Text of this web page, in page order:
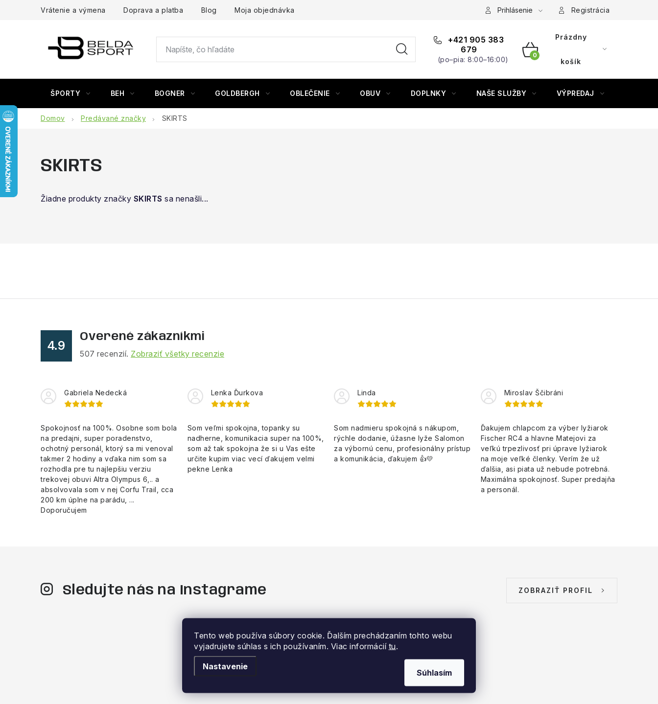
Tento web používa súbory cookie. Ďalším prechádzaním tohto webu
vyjadrujete súhlas s ich používaním. Viac informácií tu.
Nastavenie
Súhlasím
Vrátenie a výmena Doprava a platba Blog Moja objednávka Prihlásenie Registrácia
+421 905 383
679
(po–pia: 8:00–16:00) NÁKUPNÝ
Prázdny
košík
ŠPORTY BEH BOGNER GOLDBERGH OBLEČENIE OBUV DOPLNKY NAŠE SLUŽBY VÝPREDAJ
Domov Predávané značky SKIRTS
SKIRTS
Žiadne produkty značky SKIRTS sa nenašli...
4.9
Overené zákazníkmi
507 recenzií. Zobraziť všetky recenzie
Gabriela Nedecká
Spokojnosť na 100%. Osobne som bola
na predajni, super poradenstvo,
ochotný personál, ktorý sa mi venoval
takmer 2 hodiny a vďaka nim som sa
rozhodla pre tu najlepšiu verziu
trekovej obuvi Altra Olympus 6,.. a
absolvovala som v nej Corfu Trail, cca
200 km úplne na parádu, ...
Doporučujem
Lenka Ďurkova
Som veľmi spokojna, topanky su
nadherne, komunikacia super na 100%,
som až tak spokojna že si u Vas ešte
určite kupim viac vecí ďakujem velmi
pekne Lenka
Linda
Som nadmieru spokojná s nákupom,
rýchle dodanie, úžasne lyže Salomon
za výbornú cenu, profesionálny prístup
a komunikácia, ďakujem 👍💛
Miroslav Ščibráni
Ďakujem chlapcom za výber lyžiarok
Fischer RC4 a hlavne Matejovi za
veľkú trpezlivosť pri úprave lyžiarok
na moje veľké členky. Verím že už
ďalšia, asi piata už nebude potrebná.
Maximálna spokojnosť. Super predajňa
a personál.
Sledujte nás na Instagrame ZOBRAZIŤ PROFIL